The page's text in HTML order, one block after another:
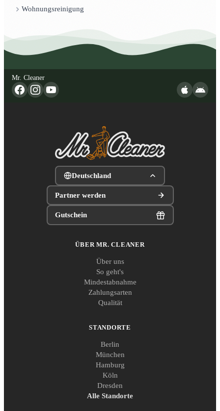
Wohnungsreinigung
Mr. Cleaner
Deutschland
Partner werden
Gutschein
ÜBER MR. CLEANER
Über uns
So geht's
Mindestabnahme
Zahlungsarten
Qualität
STANDORTE
Berlin
München
Hamburg
Köln
Dresden
Alle Standorte